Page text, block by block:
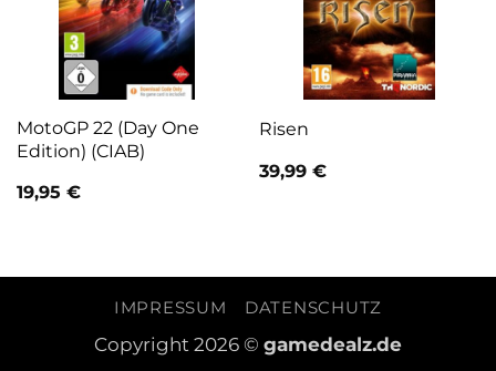
MotoGP 22 (Day One
Edition) (CIAB)
19,95 €
Risen
39,99 €
IMPRESSUM DATENSCHUTZ
Copyright 2026 © gamedealz.de